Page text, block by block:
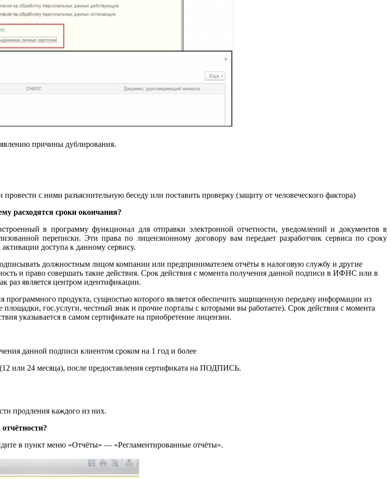
причины дублирования.
с ними разъяснительную беседу или поставить проверку (защиту от человеческого фактора)
расходятся сроки окончания?
в программу функционал для отправки электронной отчетности, уведомлений и документов в
переписки. Эти права по лицензионному договору вам передает разработчик сервиса по сроку
доступа к данному сервису.
должностным лицом компании или предпринимателем отчёты в налоговую службу и другие
и право совершать такие действия. Срок действия с момента получения данной подписи в ИФНС или в
раз является центром идентификации.
программного продукта, сущностью которого является обеспечить защищенную передачу информации из
гос.услуги, честный знак и прочие порталы с которыми вы работаете). Срок действия с момента
указывается в самом сертификате на приобретение лицензии.
данной подписи клиентом сроком на 1 год и более
или 24 месяца), после предоставления сертификата на ПОДПИСЬ.
продления каждого из них.
в пункт меню «Отчёты» — «Регламентированные отчёты».